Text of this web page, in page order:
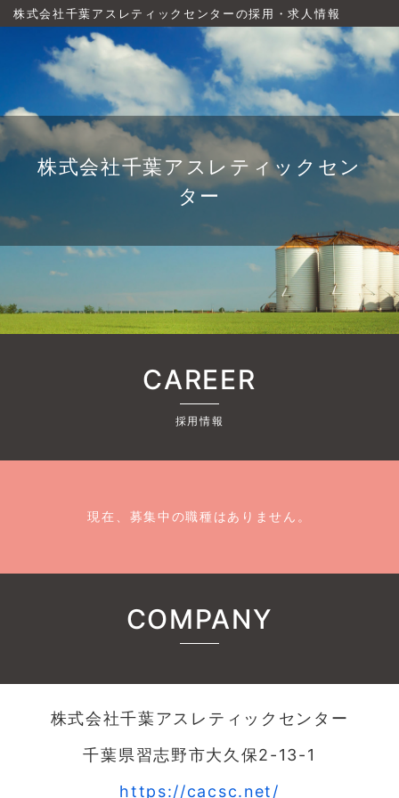
株式会社千葉アスレティックセンターの採用・求人情報
株式会社千葉アスレティックセン
ター
CAREER
採用情報
現在、募集中の職種はありません。
COMPANY
株式会社千葉アスレティックセンター
千葉県習志野市大久保2-13-1
https://cacsc.net/